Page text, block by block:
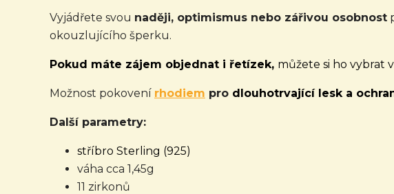
Vyjádřete svou naději, optimismus nebo zářivou osobnost
okouzlujícího šperku.
Pokud máte zájem objednat i řetízek, můžete si ho vybrat
Možnost pokovení rhodiem pro dlouhotrvající lesk a
Další parametry:
stříbro Sterling (925)
váha cca 1,45g
11 zirkonů